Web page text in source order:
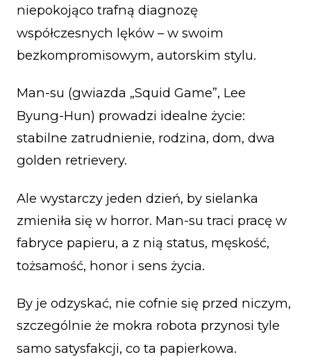
niepokojąco trafną diagnozę
współczesnych lęków – w swoim
bezkompromisowym, autorskim stylu.
Man-su (gwiazda „Squid Game”, Lee
Byung-Hun) prowadzi idealne życie:
stabilne zatrudnienie, rodzina, dom, dwa
golden retrievery.
Ale wystarczy jeden dzień, by sielanka
zmieniła się w horror. Man-su traci pracę w
fabryce papieru, a z nią status, męskość,
tożsamość, honor i sens życia.
By je odzyskać, nie cofnie się przed niczym,
szczególnie że mokra robota przynosi tyle
samo satysfakcji, co ta papierkowa.